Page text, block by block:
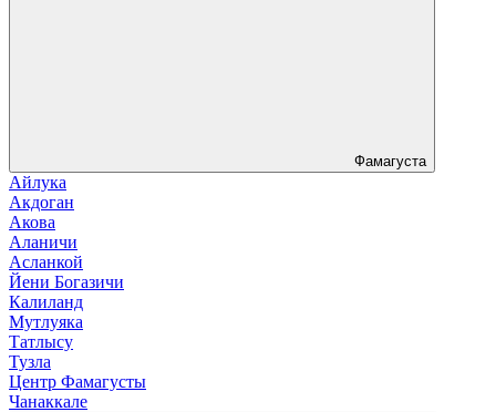
Фамагуста
Айлука
Акдоган
Акова
Аланичи
Асланкой
Йени Богазичи
Калиланд
Мутлуяка
Татлысу
Тузла
Центр Фамагусты
Чанаккале